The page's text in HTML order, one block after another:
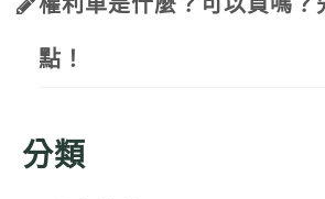
點！
分類